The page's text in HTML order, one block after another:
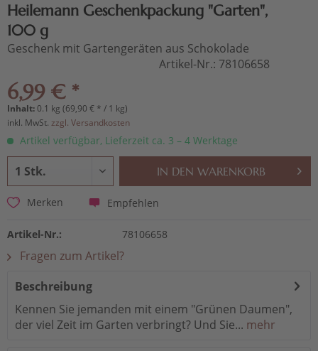
Heilemann Geschenkpackung "Garten",
100 g
Geschenk mit Gartengeräten aus Schokolade
Artikel-Nr.: 78106658
6,99 € *
Inhalt:0.1 kg (69,90 € * / 1 kg)
inkl. MwSt. zzgl. Versandkosten
Artikel verfügbar, Lieferzeit ca. 3 – 4 Werktage
IN DEN WARENKORB
Merken Empfehlen
Artikel-Nr.: 78106658
Fragen zum Artikel?
Beschreibung
Kennen Sie jemanden mit einem "Grünen Daumen",
der viel Zeit im Garten verbringt? Und Sie... mehr